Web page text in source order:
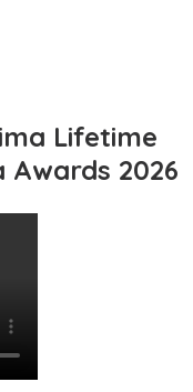
Lifetime
2026